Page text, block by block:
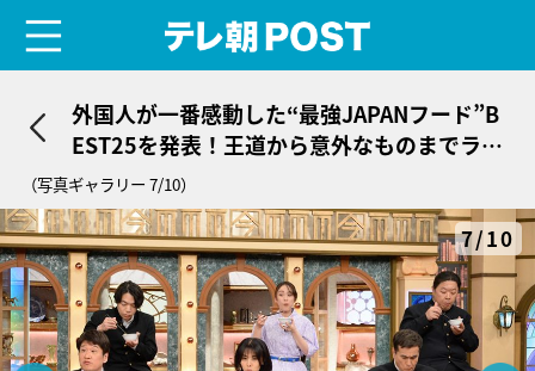
外国人が一番感動した“最強JAPANフード”B
EST25を発表！王道から意外なものまでラン
クイン
（写真ギャラリー 7/10）
7/10